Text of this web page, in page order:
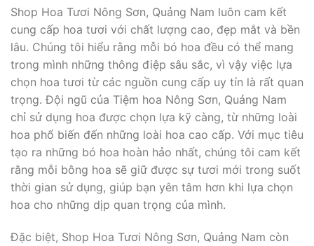
Shop Hoa Tươi Nông Sơn, Quảng Nam luôn cam kết
cung cấp hoa tươi với chất lượng cao, đẹp mắt và bền
lâu. Chúng tôi hiểu rằng mỗi bó hoa đều có thể mang
trong mình những thông điệp sâu sắc, vì vậy việc lựa
chọn hoa tươi từ các nguồn cung cấp uy tín là rất quan
trọng. Đội ngũ của Tiệm hoa Nông Sơn, Quảng Nam
chỉ sử dụng hoa được chọn lựa kỹ càng, từ những loài
hoa phổ biến đến những loài hoa cao cấp. Với mục tiêu
tạo ra những bó hoa hoàn hảo nhất, chúng tôi cam kết
rằng mỗi bông hoa sẽ giữ được sự tươi mới trong suốt
thời gian sử dụng, giúp bạn yên tâm hơn khi lựa chọn
hoa cho những dịp quan trọng của mình.
Đặc biệt, Shop Hoa Tươi Nông Sơn, Quảng Nam còn